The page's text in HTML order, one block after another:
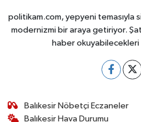
politikam.com, yepyeni temasıyla
modernizmi bir araya getiriyor.
haber okuyabilecekleri
Balıkesir Nöbetçi Eczaneler
Balıkesir Hava Durumu